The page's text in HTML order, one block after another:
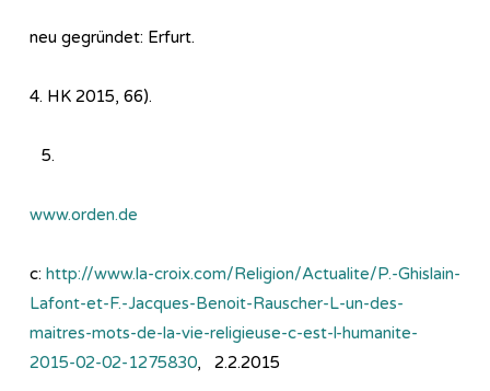
neu gegründet: Erfurt.
4. HK 2015, 66).
www.orden.de
c: http://www.la-croix.com/Religion/Actualite/P.-Ghislain-
Lafont-et-F.-Jacques-Benoit-Rauscher-L-un-des-
maitres-mots-de-la-vie-religieuse-c-est-l-humanite-
2015-02-02-1275830, 2.2.2015